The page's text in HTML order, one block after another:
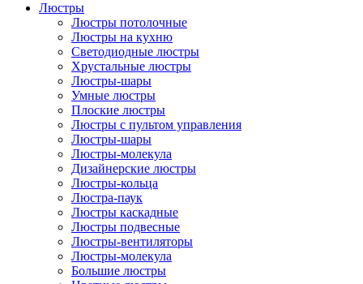
Люстры
Люстры потолочные
Люстры на кухню
Светодиодные люстры
Хрустальные люстры
Люстры-шары
Умные люстры
Плоские люстры
Люстры с пультом управления
Люстры-шары
Люстры-молекула
Дизайнерские люстры
Люстры-кольца
Люстра-паук
Люстры каскадные
Люстры подвесные
Люстры-вентиляторы
Люстры-молекула
Большие люстры